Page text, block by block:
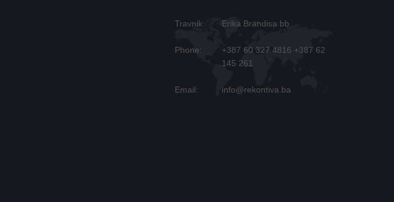
Travnik Erika Brandisa bb
Phone: +387 60 327 4816 +387 62
145 261
Email: info@rekontiva.ba